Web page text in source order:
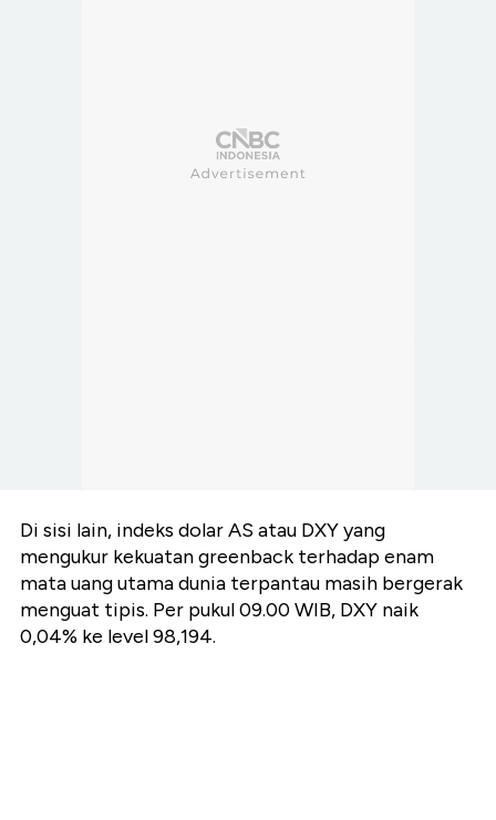
Di sisi lain, indeks dolar AS atau DXY yang
mengukur kekuatan greenback terhadap enam
mata uang utama dunia terpantau masih bergerak
menguat tipis. Per pukul 09.00 WIB, DXY naik
0,04% ke level 98,194.